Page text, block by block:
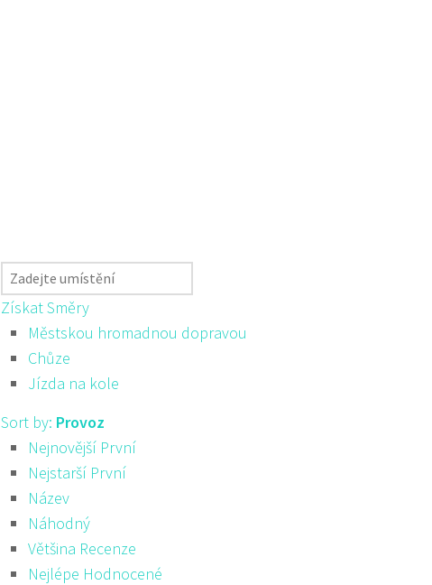
Získat Směry
Městskou hromadnou dopravou
Chůze
Jízda na kole
Sort by: Provoz
Nejnovější První
Nejstarší První
Název
Náhodný
Většina Recenze
Nejlépe Hodnocené